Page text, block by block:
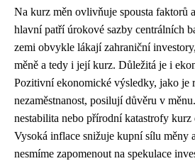
Na kurz měn ovlivňuje spousta faktorů
hlavní patří úrokové sazby centrálních
zemi obvykle lákají zahraniční
měně a tedy i její kurz. Důležitá je i
Pozitivní ekonomické výsledky, jako je
nezaměstnanost, posilují důvěru v
nestabilita nebo přírodní katastrofy
Vysoká inflace snižuje kupní sílu měny
nesmíme zapomenout na spekulace